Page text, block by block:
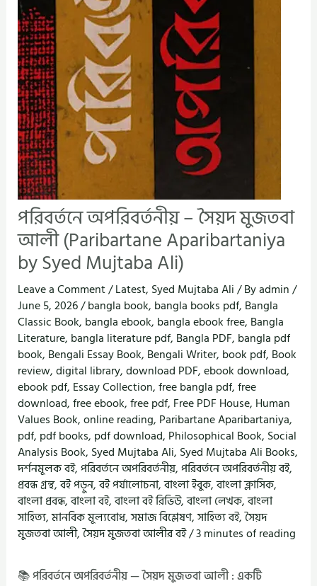
পরিবর্তনে অপরিবর্তনীয় – সৈয়দ মুজতবা
আলী (Paribartane Aparibartaniya
by Syed Mujtaba Ali)
Leave a Comment/Latest, Syed Mujtaba Ali/ Byadmin/
June 5, 2026/bangla book, bangla books pdf, Bangla
Classic Book, bangla ebook, bangla ebook free, Bangla
Literature, bangla literature pdf, Bangla PDF, bangla pdf
book, Bengali Essay Book, Bengali Writer, book pdf, Book
review,digital library,download PDF,ebook download,
ebook pdf, Essay Collection,free bangla pdf,free
download,free ebook,free pdf, Free PDF House, Human
Values Book,online reading, Paribartane Aparibartaniya,
pdf, pdf books, pdf download, Philosophical Book, Social
Analysis Book, Syed Mujtaba Ali, Syed Mujtaba Ali Books,
দর্শনমূলক বই,পরিবর্তনে অপরিবর্তনীয়,পরিবর্তনে অপরিবর্তনীয় বই,
প্রবন্ধ গ্রন্থ,বই পড়ুন,বই পর্যালোচনা,বাংলা ইবুক,বাংলা ক্লাসিক,
বাংলা প্রবন্ধ,বাংলা বই,বাংলা বই রিভিউ,বাংলা লেখক,বাংলা
সাহিত্য,মানবিক মূল্যবোধ,সমাজ বিশ্লেষণ,সাহিত্য বই,সৈয়দ
মুজতবা আলী,সৈয়দ মুজতবা আলীর বই/3 minutes of reading
📚 পরিবর্তনে অপরিবর্তনীয় — সৈয়দ মুজতবা আলী : একটি